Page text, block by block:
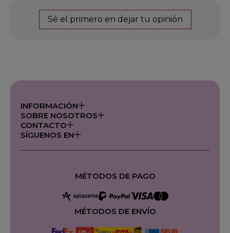
Sé el primero en dejar tu opinión
INFORMACIÓN
SOBRE NOSOTROS
CONTACTO
SÍGUENOS EN
MÉTODOS DE PAGO
MÉTODOS DE ENVÍO